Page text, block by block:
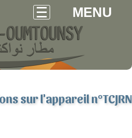
MENU
sur l'appareil n°TCJRN